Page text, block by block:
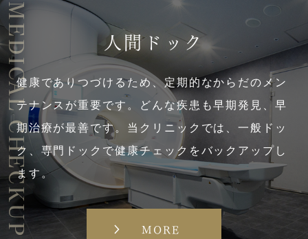
MEDICAL CHECKUP 人間ドック
健康でありつづけるため、定期的なからだのメン
テナンスが重要です。どんな疾患も早期発見、早
期治療が最善です。当クリニックでは、一般ドッ
ク、専門ドックで健康チェックをバックアップし
ます。
MORE